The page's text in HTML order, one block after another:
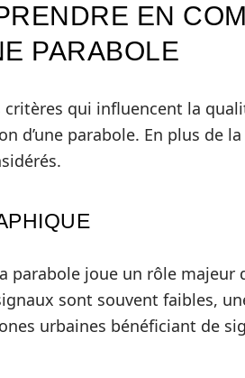
EN
PARABOLE
qui influencent la
d’une parabole. En plus de
parabole joue un rôle majeur
sont souvent faibles,
urbaines bénéficiant de